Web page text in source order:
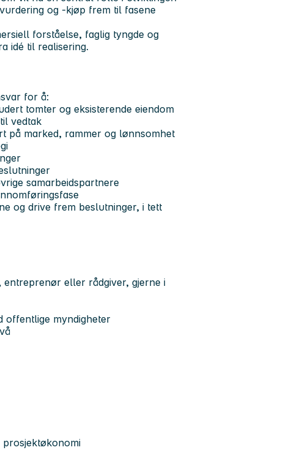
og -kjøp frem til fasene
forståelse, faglig tyngde og
idé til realisering.
for å:
tomter og eksisterende eiendom
vedtak
på marked, rammer og lønnsomhet
samarbeidspartnere
og drive frem beslutninger, i tett
eller rådgiver, gjerne i
offentlige myndigheter